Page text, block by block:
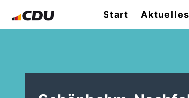
Start Aktuelles